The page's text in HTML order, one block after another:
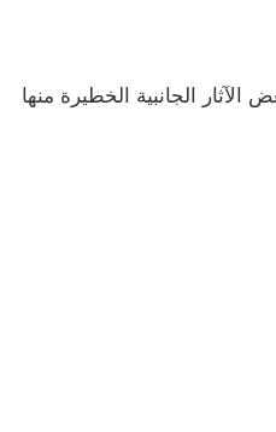
الجانبية الخطيرة منها